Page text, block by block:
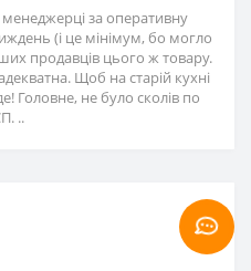
менеджерці за оперативну
(і це мінімум, бо могло
продавців цього ж товару.
Щоб на старій кухні
Головне, не було сколів по
..